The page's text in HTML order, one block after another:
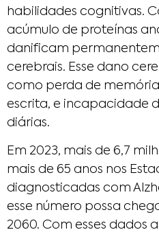
habilidades cognitivas.
acúmulo de proteínas
danificam
cerebrais. Esse dano
como perda de
escrita, e incapacidade
diárias.
Em 2023, mais de 6,7
mais de 65 anos nos
diagnosticadas com
esse número possa
2060. Com esses dados